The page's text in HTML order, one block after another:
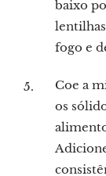
baixo
fogo e
Coe a
os